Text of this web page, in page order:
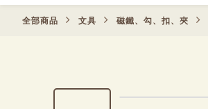
全部商品 文具 磁鐵、勾、扣、夾